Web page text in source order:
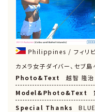
Philippines / フィリ
カメラ女子ダイバー、セブ島
Photo&Text
越智 隆治
Model&Photo&Text
Special Thanks